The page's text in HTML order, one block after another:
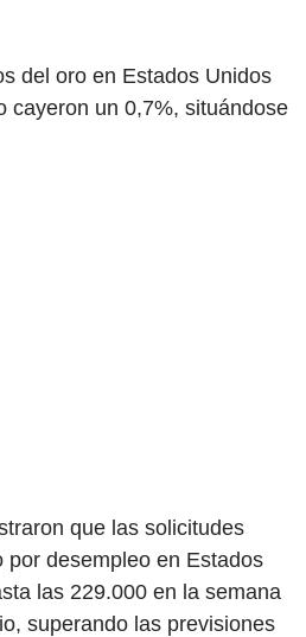
del oro en Estados Unidos
cayeron un 0,7%, situándose
que las solicitudes
por desempleo en Estados
las 229.000 en la semana
superando las previsiones